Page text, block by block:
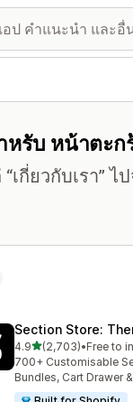
หรับ หน้าตะก
กี่ยวกับเรา”
Section Store:
4.9เต็ม 5 ดาว
(2,703)
ทั้งหมด 2703 รีวิว
•Free to
700+ Customisable
Bundles, Cart Drawer